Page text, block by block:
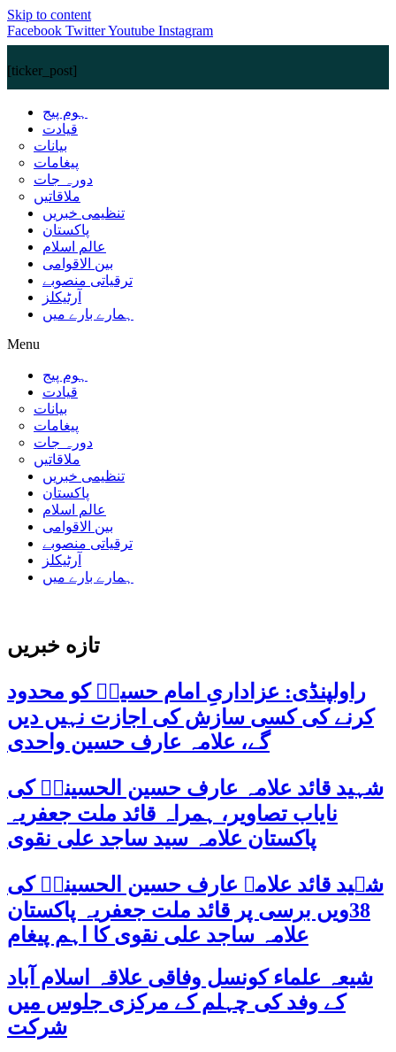
Skip to content
Facebook TwitterYoutube Instagram
[ticker_post]
ہوم پیج
قیادت
بیانات
پیغامات
دورہ جات
ملاقاتیں
تنظیمی خبریں
پاکستان
عالم اسلام
بین الاقوامی
ترقیاتی منصوبے
آرٹیکلز
ہمارے بارے میں
Menu
ہوم پیج
قیادت
بیانات
پیغامات
دورہ جات
ملاقاتیں
تنظیمی خبریں
پاکستان
عالم اسلام
بین الاقوامی
ترقیاتی منصوبے
آرٹیکلز
ہمارے بارے میں
تازه خبریں
راولپنڈی: عزاداریِ امام حسینؑ کو محدود
کرنے کی کسی سازش کی اجازت نہیں دیں
گے، علامہ عارف حسین واحدی
شہید قائد علامہ عارف حسین الحسینیؒ کی
نایاب تصاویر، ہمراہ قائد ملت جعفریہ
پاکستان علامہ سید ساجد علی نقوی
شہید قائد علامہ عارف حسین الحسینیؒ کی
38ویں برسی پر قائد ملت جعفریہ پاکستان
علامہ ساجد علی نقوی کا اہم پیغام
شیعہ علماء کونسل وفاقی علاقہ اسلام آباد
کے وفد کی چہلم کے مرکزی جلوس میں
شرکت